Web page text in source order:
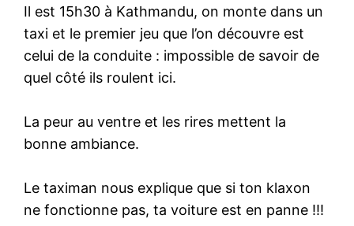
Il est 15h30 à Kathmandu, on monte dans un
taxi et le premier jeu que l’on découvre est
celui de la conduite : impossible de savoir de
quel côté ils roulent ici.
La peur au ventre et les rires mettent la
bonne ambiance.
Le taximan nous explique que si ton klaxon
ne fonctionne pas, ta voiture est en panne !!!